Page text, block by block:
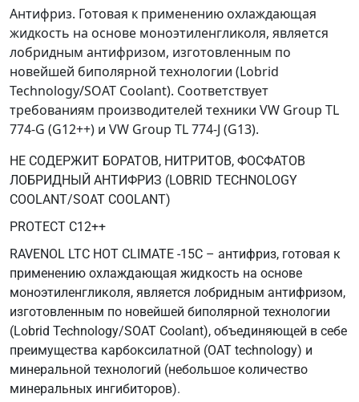
90032
DTFR
29C120
(MB
325.5)
MAN
324
Si-
OAT
MB
325.5
325.6
Scania
TB
1451
VW
G
012
A8G
Антифриз. Готовая к применению охлаждающая
жидкость на основе моноэтиленгликоля, является
лобридным антифризом, изготовленным по
новейшей биполярной технологии (Lobrid
Technology/SOAT Coolant). Соответствует
требованиям производителей техники VW Group TL
774-G (G12++) и VW Group TL 774-J (G13).
НЕ СОДЕРЖИТ БОРАТОВ, НИТРИТОВ, ФОСФАТОВ
ЛОБРИДНЫЙ АНТИФРИЗ (LOBRID TECHNOLOGY
COOLANT/SOAT COOLANT)
PROTECT C12++
RAVENOL LTC HOT CLIMATE -15C – антифриз, готовая к
применению охлаждающая жидкость на основе
моноэтиленгликоля, является лобридным антифризом,
изготовленным по новейшей биполярной технологии
(Lobrid Technology/SOAT Coolant), объединяющей в себе
преимущества карбоксилатной (ОАТ technology) и
минеральной технологий (небольшое количество
минеральных ингибиторов).